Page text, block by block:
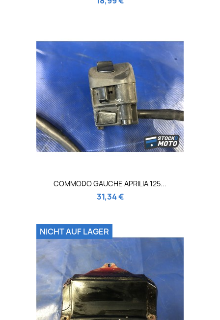
COMMODO GAUCHE APRILIA 125...
31,34 €
NICHT AUF LAGER